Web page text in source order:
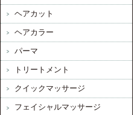
ヘアカット
ヘアカラー
パーマ
トリートメント
クイックマッサージ
フェイシャルマッサージ